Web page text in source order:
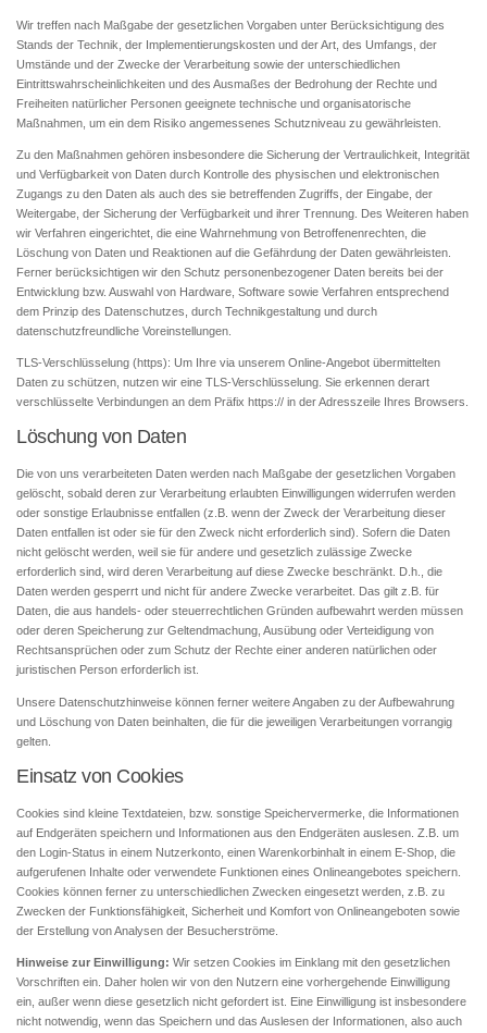
Wir treffen nach Maßgabe der gesetzlichen Vorgaben unter Berücksichtigung des
Stands der Technik, der Implementierungskosten und der Art, des Umfangs, der
Umstände und der Zwecke der Verarbeitung sowie der unterschiedlichen
Eintrittswahrscheinlichkeiten und des Ausmaßes der Bedrohung der Rechte und
Freiheiten natürlicher Personen geeignete technische und organisatorische
Maßnahmen, um ein dem Risiko angemessenes Schutzniveau zu gewährleisten.
Zu den Maßnahmen gehören insbesondere die Sicherung der Vertraulichkeit, Integrität
und Verfügbarkeit von Daten durch Kontrolle des physischen und elektronischen
Zugangs zu den Daten als auch des sie betreffenden Zugriffs, der Eingabe, der
Weitergabe, der Sicherung der Verfügbarkeit und ihrer Trennung. Des Weiteren haben
wir Verfahren eingerichtet, die eine Wahrnehmung von Betroffenenrechten, die
Löschung von Daten und Reaktionen auf die Gefährdung der Daten gewährleisten.
Ferner berücksichtigen wir den Schutz personenbezogener Daten bereits bei der
Entwicklung bzw. Auswahl von Hardware, Software sowie Verfahren entsprechend
dem Prinzip des Datenschutzes, durch Technikgestaltung und durch
datenschutzfreundliche Voreinstellungen.
TLS-Verschlüsselung (https): Um Ihre via unserem Online-Angebot übermittelten
Daten zu schützen, nutzen wir eine TLS-Verschlüsselung. Sie erkennen derart
verschlüsselte Verbindungen an dem Präfix https:// in der Adresszeile Ihres Browsers.
Löschung von Daten
Die von uns verarbeiteten Daten werden nach Maßgabe der gesetzlichen Vorgaben
gelöscht, sobald deren zur Verarbeitung erlaubten Einwilligungen widerrufen werden
oder sonstige Erlaubnisse entfallen (z.B. wenn der Zweck der Verarbeitung dieser
Daten entfallen ist oder sie für den Zweck nicht erforderlich sind). Sofern die Daten
nicht gelöscht werden, weil sie für andere und gesetzlich zulässige Zwecke
erforderlich sind, wird deren Verarbeitung auf diese Zwecke beschränkt. D.h., die
Daten werden gesperrt und nicht für andere Zwecke verarbeitet. Das gilt z.B. für
Daten, die aus handels- oder steuerrechtlichen Gründen aufbewahrt werden müssen
oder deren Speicherung zur Geltendmachung, Ausübung oder Verteidigung von
Rechtsansprüchen oder zum Schutz der Rechte einer anderen natürlichen oder
juristischen Person erforderlich ist.
Unsere Datenschutzhinweise können ferner weitere Angaben zu der Aufbewahrung
und Löschung von Daten beinhalten, die für die jeweiligen Verarbeitungen vorrangig
gelten.
Einsatz von Cookies
Cookies sind kleine Textdateien, bzw. sonstige Speichervermerke, die Informationen
auf Endgeräten speichern und Informationen aus den Endgeräten auslesen. Z.B. um
den Login-Status in einem Nutzerkonto, einen Warenkorbinhalt in einem E-Shop, die
aufgerufenen Inhalte oder verwendete Funktionen eines Onlineangebotes speichern.
Cookies können ferner zu unterschiedlichen Zwecken eingesetzt werden, z.B. zu
Zwecken der Funktionsfähigkeit, Sicherheit und Komfort von Onlineangeboten sowie
der Erstellung von Analysen der Besucherströme.
Hinweise zur Einwilligung: Wir setzen Cookies im Einklang mit den gesetzlichen
Vorschriften ein. Daher holen wir von den Nutzern eine vorhergehende Einwilligung
ein, außer wenn diese gesetzlich nicht gefordert ist. Eine Einwilligung ist insbesondere
nicht notwendig, wenn das Speichern und das Auslesen der Informationen, also auch